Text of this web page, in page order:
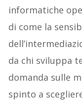
informatiche
di come la
da chi sviluppa
domanda sulle
spinto a